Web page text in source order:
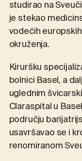
studirao na
je stekao
vodećih
okruženja.
Kiruršku
bolnici Basel, a
uglednim
Claraspital u
području
usavršavao se i
renomiranom